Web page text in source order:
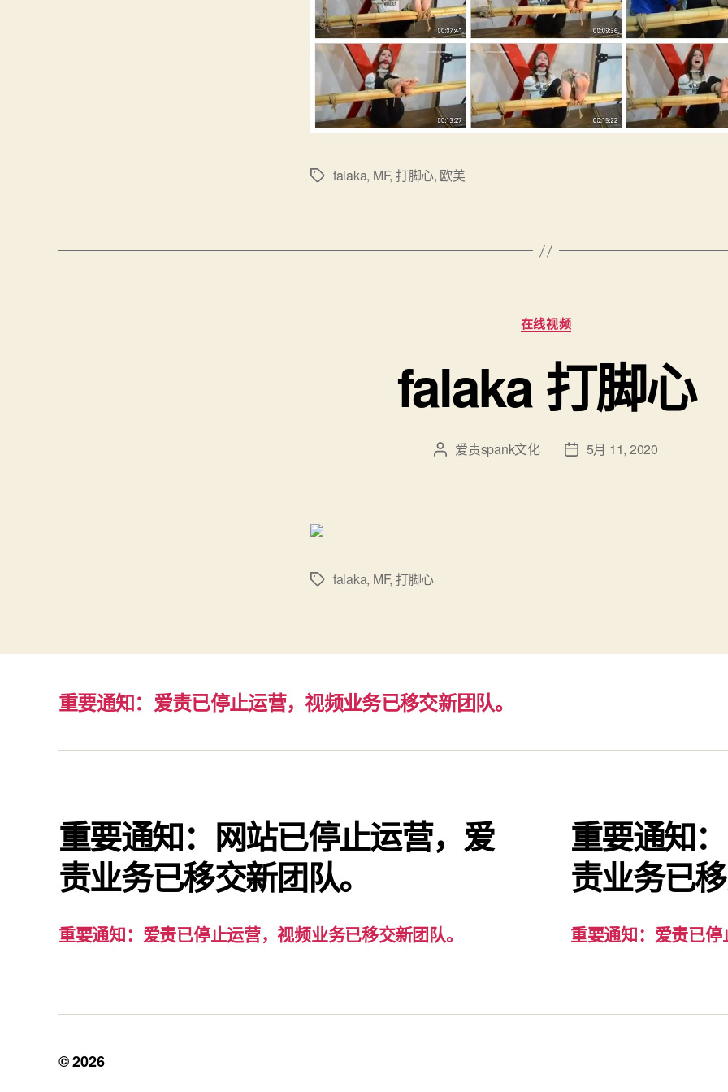
标 falaka, MF, 打脚心, 欧美
分
类
在线视频
falaka 打脚心
文 爱责spank文化
发 5月 11, 2020
标 falaka, MF, 打脚心
重要通知：爱责已停止运营，视频业务已移交新团队。
重要通知：网站已停止运营，爱
责业务已移交新团队。
重要通知：爱责已停止运营，视频业务已移交新团队。
重要通知
责业务已
重要通知：爱责已
© 2026